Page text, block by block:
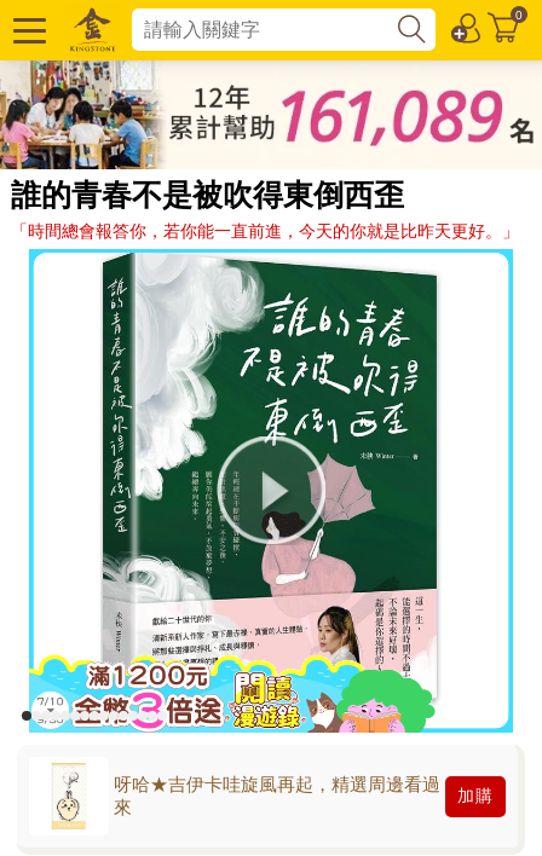
0
誰的青春不是被吹得東倒西歪
「時間總會報答你，若你能一直前進，今天的你就是比昨天更好。」
呀哈★吉伊卡哇旋風再起，精選周邊看過
來
加購